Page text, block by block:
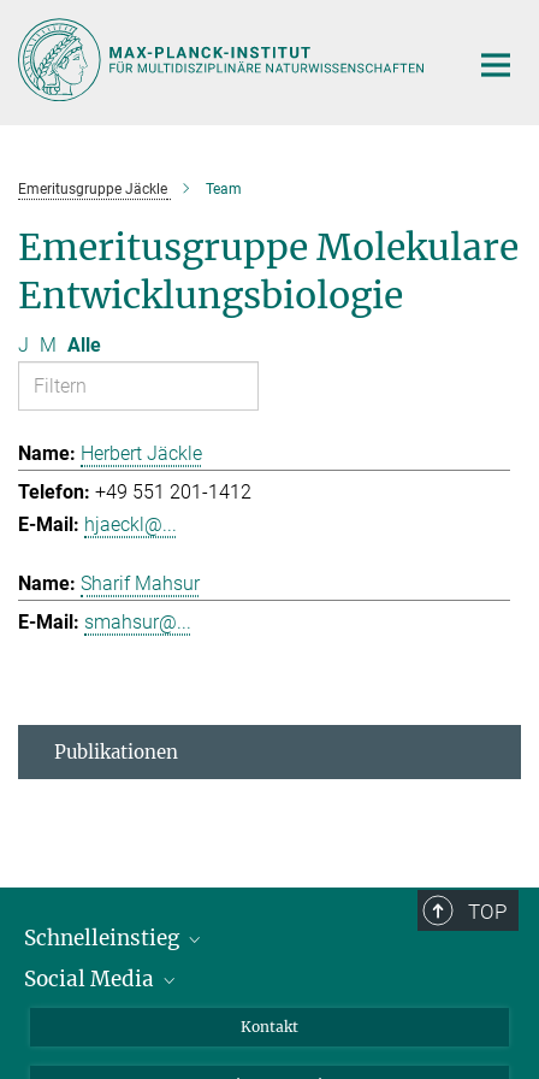
Hauptinhalt
Emeritusgruppe Jäckle Team
Emeritusgruppe Molekulare
Entwicklungsbiologie
J M Alle
Herbert Jäckle
+49 551 201-1412
hjaeckl@...
Sharif Mahsur
smahsur@...
Publikationen
TOP
Schnelleinstieg
Alumni
Social Media
Bluesky
Kontakt